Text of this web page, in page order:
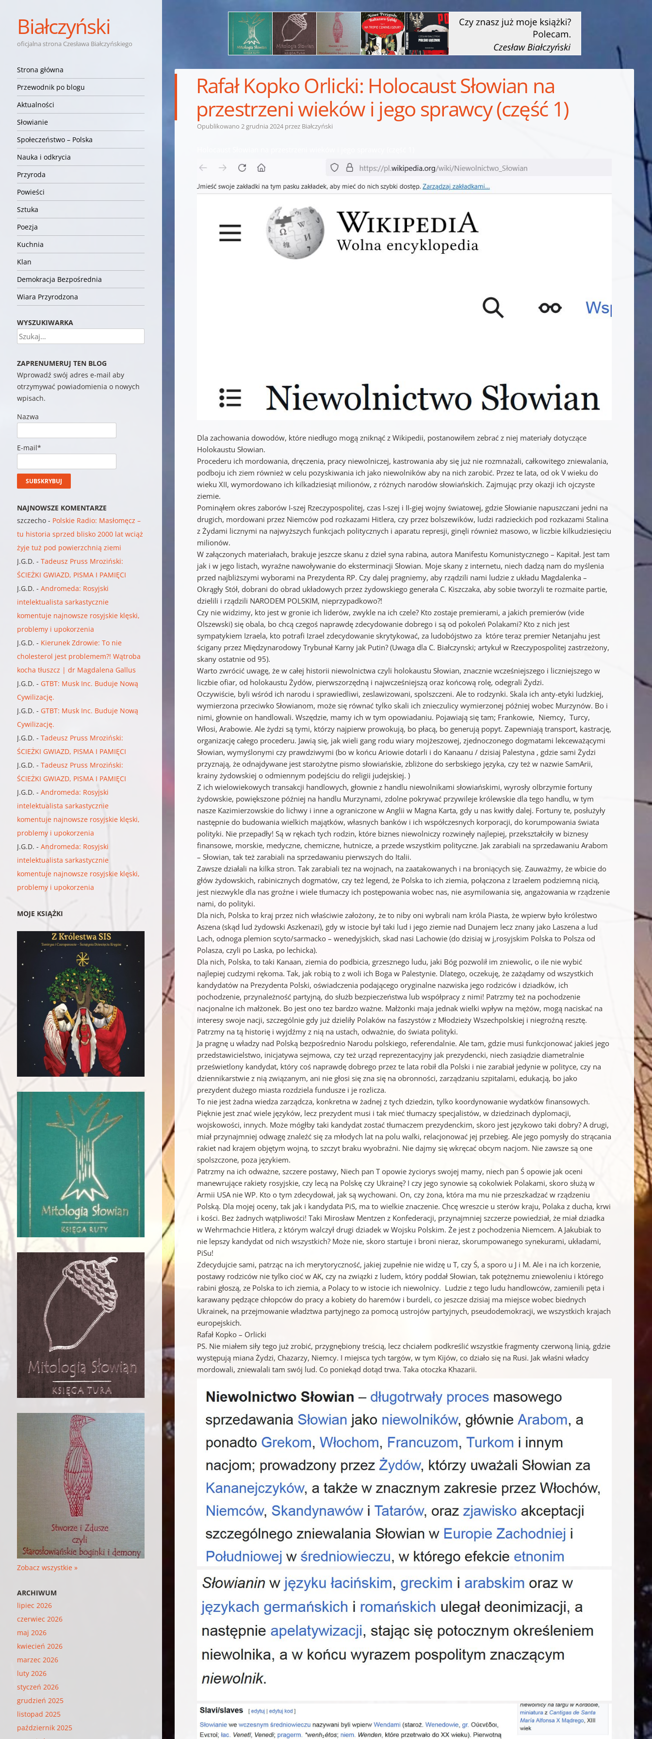
Białczyński
oficjalna strona Czesława Białczyńskiego
Nawigacja
Przejdź do treści
Strona główna
Przewodnik po blogu
Aktualności
Słowianie
Społeczeństwo – Polska
Nauka i odkrycia
Przyroda
Powieści
Sztuka
Poezja
Kuchnia
Klan
Demokracja Bezpośrednia
Wiara Przyrodzona
Rafał Kopko Orlicki: Holocaust Słowian na
przestrzeni wieków i jego sprawcy (część 1)
Opublikowano2 grudnia 2024 przez Białczyński
Dla zachowania dowodów, które niedługo mogą zniknąć z Wikipedii, postanowiłem zebrać z niej materiały dotyczące
Holokaustu Słowian.
Procederu ich mordowania, dręczenia, pracy niewolniczej, kastrowania aby się już nie rozmnażali, całkowitego zniewalania,
podboju ich ziem również w celu pozyskiwania ich jako niewolników aby na nich zarobić. Przez te lata, od ok V wieku do
wieku XII, wymordowano ich kilkadziesiąt milionów, z różnych narodów słowiańskich. Zajmując przy okazji ich ojczyste
ziemie.
Pominąłem okres zaborów I-szej Rzeczypospolitej, czas I-szej i II-giej wojny światowej, gdzie Słowianie napuszczani jedni na
drugich, mordowani przez Niemców pod rozkazami Hitlera, czy przez bolszewików, ludzi radzieckich pod rozkazami Stalina
z Żydami licznymi na najwyższych funkcjach politycznych i aparatu represji, ginęli również masowo, w liczbie kilkudziesięciu
milionów.
W załączonych materiałach, brakuje jeszcze skanu z dzieł syna rabina, autora Manifestu Komunistycznego – Kapitał. Jest tam
jak i w jego listach, wyraźne nawoływanie do eksterminacji Słowian. Moje skany z internetu, niech dadzą nam do myślenia
przed najbliższymi wyborami na Prezydenta RP. Czy dalej pragniemy, aby rządzili nami ludzie z układu Magdalenka –
Okrągły Stół, dobrani do obrad układowych przez żydowskiego generała C. Kiszczaka, aby sobie tworzyli te rozmaite partie,
dzielili i rządzili NARODEM POLSKIM, nieprzypadkowo?!
Czy nie widzimy, kto jest w gronie ich liderów, zwykle na ich czele? Kto zostaje premierami, a jakich premierów (vide
Olszewski) się obala, bo chcą czegoś naprawdę zdecydowanie dobrego i są od pokoleń Polakami? Kto z nich jest
sympatykiem Izraela, kto potrafi Izrael zdecydowanie skrytykować, za ludobójstwo za które teraz premier Netanjahu jest
ścigany przez Międzynarodowy Trybunał Karny jak Putin? (Uwaga dla C. Białczynski; artykuł w Rzeczypospolitej zastrzeżony,
skany ostatnie od 95).
Warto zwrócić uwagę, że w całej historii niewolnictwa czyli holokaustu Słowian, znacznie wcześniejszego i liczniejszego w
liczbie ofiar, od holokaustu Żydów, pierwszorzędną i najwcześniejszą oraz końcową rolę, odegrali Żydzi.
Oczywiście, byli wśród ich narodu i sprawiedliwi, zeslawizowani, spolszczeni. Ale to rodzynki. Skala ich anty-etyki ludzkiej,
wymierzona przeciwko Słowianom, może się równać tylko skali ich znieczulicy wymierzonej później wobec Murzynów. Bo i
nimi, głownie on handlowali. Wszędzie, mamy ich w tym opowiadaniu. Pojawiają się tam; Frankowie, Niemcy, Turcy,
Włosi, Arabowie. Ale żydzi są tymi, którzy najpierw prowokują, bo płacą, bo generują popyt. Zapewniają transport, kastrację,
organizację całego procederu. Jawią się, jak wieli gang rodu wiary mojżeszowej, zjednoczonego dogmatami lekceważącymi
Słowian, wymyślonymi czy prawdziwymi (bo w końcu Ariowie dotarli i do Kanaanu / dzisiaj Palestyna , gdzie sami Żydzi
przyznają, że odnajdywane jest starożytne pismo słowiańskie, zbliżone do serbskiego języka, czy też w nazwie SamArii,
krainy żydowskiej o odmiennym podejściu do religii judejskiej. )
Z ich wielowiekowych transakcji handlowych, głownie z handlu niewolnikami słowiańskimi, wyrosły olbrzymie fortuny
żydowskie, powiększone później na handlu Murzynami, zdolne pokrywać przywileje królewskie dla tego handlu, w tym
nasze Kazimierzowskie do lichwy i inne a ograniczone w Anglii w Magna Karta, gdy u nas kwitły dalej. Fortuny te, posłużyły
następnie do budowania wielkich majątków, własnych banków i ich współczesnych korporacji, do korumpowania świata
polityki. Nie przepadły! Są w rękach tych rodzin, które biznes niewolniczy rozwinęły najlepiej, przekształciły w biznesy
finansowe, morskie, medyczne, chemiczne, hutnicze, a przede wszystkim polityczne. Jak zarabiali na sprzedawaniu Arabom
– Słowian, tak też zarabiali na sprzedawaniu pierwszych do Italii.
Zawsze działali na kilka stron. Tak zarabiali tez na wojnach, na zaatakowanych i na broniących się. Zauważmy, że wbicie do
głów żydowskich, rabinicznych dogmatów, czy też legend, że Polska to ich ziemia, połączona z Izraelem podziemną nicią,
jest niezwykle dla nas groźne i wiele tłumaczy ich postępowania wobec nas, nie asymilowania się, angażowania w rządzenie
nami, do polityki.
Dla nich, Polska to kraj przez nich właściwie założony, że to niby oni wybrali nam króla Piasta, że wpierw było królestwo
Aszena (skąd lud żydowski Aszkenazi), gdy w istocie był taki lud i jego ziemie nad Dunajem lecz znany jako Laszena a lud
Lach, odnoga plemion scyto/sarmacko – wenedyjskich, skad nasi Lachowie (do dzisiaj w j,rosyjskim Polska to Polsza od
Polasza, czyli po Laska, po lechicka).
Dla nich, Polska, to taki Kanaan, ziemia do podbicia, grzesznego ludu, jaki Bóg pozwolił im zniewolic, o ile nie wybić
najlepiej cudzymi rękoma. Tak, jak robią to z woli ich Boga w Palestynie. Dlatego, oczekuję, że zażądamy od wszystkich
kandydatów na Prezydenta Polski, oświadczenia podającego oryginalne nazwiska jego rodziców i dziadków, ich
pochodzenie, przynależność partyjną, do służb bezpieczeństwa lub współpracy z nimi! Patrzmy też na pochodzenie
nacjonalne ich małżonek. Bo jest ono tez bardzo ważne. Małżonki maja jednak wielki wpływ na mężów, mogą naciskać na
interesy swoje nacji, szczególnie gdy już dzieliły Polaków na faszystów z Młodzieży Wszechpolskiej i niegroźną resztę.
Patrzmy na tą historię i wyjdźmy z nią na ustach, odważnie, do świata polityki.
Ja pragnę u władzy nad Polską bezpośrednio Narodu polskiego, referendalnie. Ale tam, gdzie musi funkcjonować jakieś jego
przedstawicielstwo, inicjatywa sejmowa, czy też urząd reprezentacyjny jak prezydencki, niech zasiądzie diametralnie
prześwietlony kandydat, który coś naprawdę dobrego przez te lata robił dla Polski i nie zarabiał jedynie w polityce, czy na
dziennikarstwie z nią związanym, ani nie głosi się zna się na obronności, zarządzaniu szpitalami, edukacją, bo jako
prezydent dużego miasta rozdziela fundusze i je rozlicza.
To nie jest żadna wiedza zarządcza, konkretna w żadnej z tych dziedzin, tylko koordynowanie wydatków finansowych.
Pięknie jest znać wiele języków, lecz prezydent musi i tak mieć tłumaczy specjalistów, w dziedzinach dyplomacji,
wojskowości, innych. Może mógłby taki kandydat zostać tłumaczem prezydenckim, skoro jest językowo taki dobry? A drugi,
miał przynajmniej odwagę znaleźć się za młodych lat na polu walki, relacjonować jej przebieg. Ale jego pomysły do strącania
rakiet nad krajem objętym wojną, to szczyt braku wyobraźni. Nie dajmy się wkręcać obcym nacjom. Nie zawsze są one
spolszczone, poza językiem.
Patrzmy na ich odważne, szczere postawy, Niech pan T opowie życiorys swojej mamy, niech pan Ś opowie jak oceni
manewrujące rakiety rosyjskie, czy lecą na Polskę czy Ukrainę? I czy jego synowie są cokolwiek Polakami, skoro służą w
Armii USA nie WP. Kto o tym zdecydował, jak są wychowani. On, czy żona, która ma mu nie przeszkadzać w rządzeniu
Polską. Dla mojej oceny, tak jak i kandydata PiS, ma to wielkie znaczenie. Chcę wreszcie u sterów kraju, Polaka z ducha, krwi
i kości. Bez żadnych wątpliwości! Taki Mirosław Mentzen z Konfederacji, przynajmniej szczerze powiedział, że miał dziadka
w Wehrmachcie Hitlera, z którym walczył drugi dziadek w Wojsku Polskim. Że jest z pochodzenia Niemcem. A Jakubiak to
nie lepszy kandydat od nich wszystkich? Może nie, skoro startuje i broni nieraz, skorumpowanego synekurami, układami,
PiSu!
Zdecydujcie sami, patrząc na ich merytoryczność, jakiej zupełnie nie widzę u T, czy Ś, a sporo u J i M. Ale i na ich korzenie,
postawy rodziców nie tylko cioć w AK, czy na związki z ludem, który poddał Słowian, tak potężnemu zniewoleniu i którego
rabini głoszą, ze Polska to ich ziemia, a Polacy to w istocie ich niewolnicy. Ludzie z tego ludu handlowców, zamienili pęta i
karawany pędzące chłopców do pracy a kobiety do haremów i burdeli, co jeszcze dzisiaj ma miejsce wobec biednych
Ukrainek, na przejmowanie władztwa partyjnego za pomocą ustrojów partyjnych, pseudodemokracji, we wszystkich krajach
europejskich.
Rafał Kopko – Orlicki
PS. Nie miałem siły tego już zrobić, przygnębiony treścią, lecz chciałem podkreślić wszystkie fragmenty czerwoną linią, gdzie
występują miana Żydzi, Chazarzy, Niemcy. I miejsca tych targów, w tym Kijów, co działo się na Rusi. Jak właśni władcy
mordowali, zniewalali tam swój lud. Co poniekąd dotąd trwa. Taka otoczka Khazarii.
WYSZUKIWARKA
Szukaj
ZAPRENUMERUJ TEN BLOG
Wprowadź swój adres e-mail aby
otrzymywać powiadomienia o nowych
wpisach.
Nazwa
E-mail*
NAJNOWSZE KOMENTARZE
szczecho - Polskie Radio: Masłomęcz –
tu historia sprzed blisko 2000 lat wciąż
żyje tuż pod powierzchnią ziemi
J.G.D. -Tadeusz Pruss Mroziński:
ŚCIEŻKI GWIAZD, PISMA I PAMIĘCI
J.G.D. -Andromeda: Rosyjski
intelektualista sarkastycznie
komentuje najnowsze rosyjskie klęski,
problemy i upokorzenia
J.G.D. - Kierunek Zdrowie: To nie
cholesterol jest problemem?! Wątroba
kocha tłuszcz | dr Magdalena Gallus
J.G.D. - GTBT: Musk Inc. Buduje Nową
Cywilizację.
J.G.D. - GTBT: Musk Inc. Buduje Nową
Cywilizację.
J.G.D. -Tadeusz Pruss Mroziński:
ŚCIEŻKI GWIAZD, PISMA I PAMIĘCI
J.G.D. -Tadeusz Pruss Mroziński:
ŚCIEŻKI GWIAZD, PISMA I PAMIĘCI
J.G.D. -Andromeda: Rosyjski
intelektualista sarkastycznie
komentuje najnowsze rosyjskie klęski,
problemy i upokorzenia
J.G.D. -Andromeda: Rosyjski
intelektualista sarkastycznie
komentuje najnowsze rosyjskie klęski,
problemy i upokorzenia
MOJE KSIĄŻKI
Zobacz wszystkie »
ARCHIWUM
lipiec 2026
czerwiec 2026
maj 2026
kwiecień 2026
marzec 2026
luty 2026
styczeń 2026
grudzień 2025
listopad 2025
październik 2025